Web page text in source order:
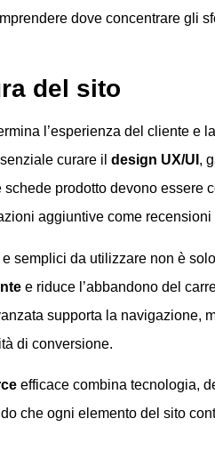
dove concentrare gli
del sito
l’esperienza del cliente e
curare il design UX/UI ,
prodotto devono essere
aggiuntive come
semplici da utilizzare non è
e riduce l’abbandono del
supporta la navigazione,
di conversione.
efficace combina tecnologia,
che ogni elemento del sito